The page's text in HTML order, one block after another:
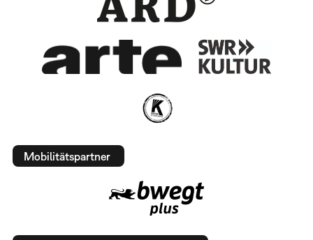
Mobilitätspartner